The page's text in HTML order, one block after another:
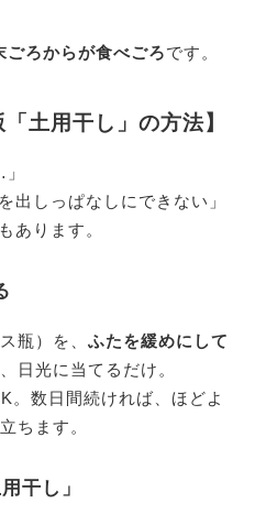
ごろからが食べごろです。
土用干し」の方法】
出しっぱなしにできない」
あります。
瓶）を、 ふたを緩めにして
日光に当てるだけ。
。数日間続ければ、ほどよ
ちます。
干し」